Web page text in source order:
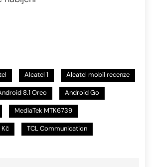
Alcatel 1 Alcatel mobil recenze
8.1 Oreo Android Go
MediaTek MTK6739
TCL Communication